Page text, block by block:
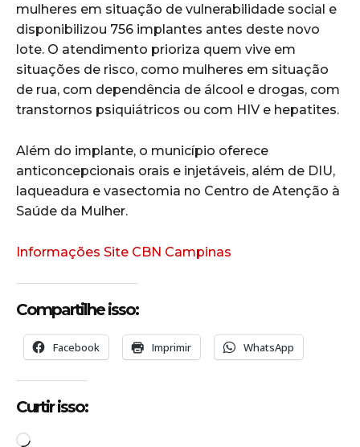
mulheres em situação de vulnerabilidade social e
disponibilizou 756 implantes antes deste novo
lote. O atendimento prioriza quem vive em
situações de risco, como mulheres em situação
de rua, com dependência de álcool e drogas, com
transtornos psiquiátricos ou com HIV e hepatites.
Além do implante, o município oferece
anticoncepcionais orais e injetáveis, além de DIU,
laqueadura e vasectomia no Centro de Atenção à
Saúde da Mulher.
Informações Site CBN Campinas
Compartilhe isso:
Facebook Imprimir WhatsApp
Curtir isso:
C